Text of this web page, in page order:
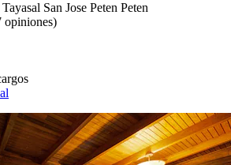
San Jose Peten Peten
opiniones)